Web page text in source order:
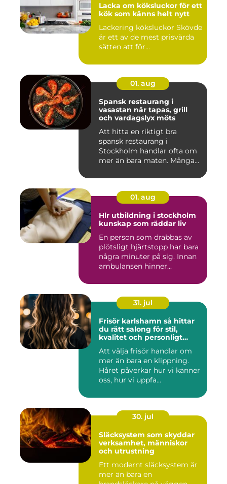
Lacka om köksluckor för ett
kök som känns helt nytt
Lackering köksluckor Skövde
är ett av de mest prisvärda
sätten att för...
01. aug
Spansk restaurang i
vasastan när tapas, grill
och vardagslyx möts
Att hitta en riktigt bra
spansk restaurang i
Stockholm handlar ofta om
mer än bara maten. Många
01. aug
Hlr utbildning i stockholm
kunskap som räddar liv
En person som drabbas av
plötsligt hjärtstopp har bara
några minuter på sig. Innan
ambulansen hinner...
31. jul
Frisör karlshamn så hittar
du rätt salong för stil,
kvalitet och personligt
Att välja frisör handlar om
mer än bara en klippning.
Håret påverkar hur vi känner
oss, hur vi uppfa...
30. jul
Släcksystem som skyddar
verksamhet, människor
och utrustning
Ett modernt släcksystem är
mer än bara en